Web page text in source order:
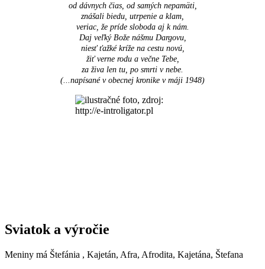
od dávnych čias, od samých nepamäti,
znášali biedu, utrpenie a klam,
veriac, že príde sloboda aj k nám.
Daj veľký Bože nášmu Dargovu,
niesť ťažké kríže na cestu novú,
žiť verne rodu a večne Tebe,
za živa len tu, po smrti v nebe.
(...napísané v obecnej kronike v máji 1948)
Sviatok a výročie
Meniny má Štefánia , Kajetán, Afra, Afrodita, Kajetána, Štefana